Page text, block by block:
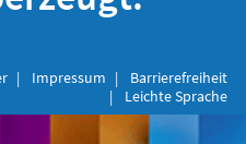
Impressum
Barrierefreiheit
Leichte Sprache